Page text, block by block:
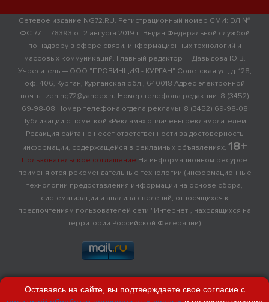
Сетевое издание NG72.RU. Регистрационный номер СМИ: ЭЛ №
ФС 77 — 76393 от 2 августа 2019 г. Выдан Федеральной службой
по надзору в сфере связи, информационных технологий и
массовых коммуникаций. Главный редактор — Давыдова Ю.В.
Учредитель — ООО "ПРОВИНЦИЯ - КУРГАН" Советская ул., д. 128,
оф. 406, Курган, Курганская обл., 640018 Адрес электронной
почты: zen.ng72@yandex.ru Номер телефона редакции: 8 (3452)
69-98-08 Номер телефона отдела рекламы: 8 (3452) 69-98-08
Публикации с пометкой «Реклама» оплачены рекламодателем.
Редакция сайта не несет ответственности за достоверность
информации, содержащейся в рекламных объявлениях. 18+
Пользовательское соглашение На информационном ресурсе
применяются рекомендательные технологии (информационные
технологии предоставления информации на основе сбора,
систематизации и анализа сведений, относящихся к
предпочтениям пользователей сети "Интернет", находящихся на
территории Российской Федерации)
Оставаясь на сайте, вы подтверждаете свое согласие с